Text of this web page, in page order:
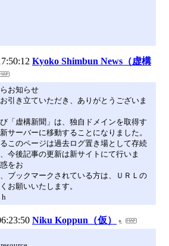
Kyoko Shimbun News（虚構
お知らせ
引き立ていただき、ありがとうございま
「虚構新聞」は、独自ドメインを取得す
サーバーに移動することになりました。
このページは過去ログ置き場として存続
今後記事の更新は新サイトにて行いま
をお
ブックマークされている方は、ＵＲＬの
お願いいたします。
Niku Koppun（仮）